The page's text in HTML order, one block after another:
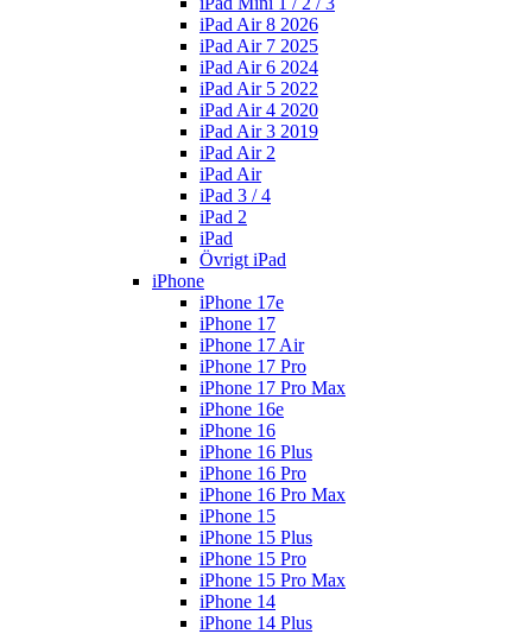
iPad Air 8 2026
iPad Air 7 2025
iPad Air 6 2024
iPad Air 5 2022
iPad Air 4 2020
iPad Air 3 2019
iPad Air 2
iPad Air
iPad 3 / 4
iPad 2
iPad
Övrigt iPad
iPhone
iPhone 17e
iPhone 17
iPhone 17 Air
iPhone 17 Pro
iPhone 17 Pro Max
iPhone 16e
iPhone 16
iPhone 16 Plus
iPhone 16 Pro
iPhone 16 Pro Max
iPhone 15
iPhone 15 Plus
iPhone 15 Pro
iPhone 15 Pro Max
iPhone 14
iPhone 14 Plus